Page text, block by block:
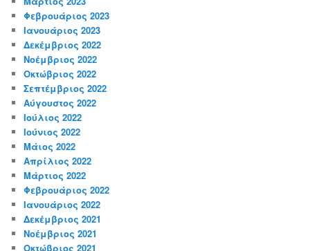
Φεβρουάριος 2023
Ιανουάριος 2023
Δεκέμβριος 2022
Νοέμβριος 2022
Οκτώβριος 2022
Σεπτέμβριος 2022
Αύγουστος 2022
Ιούλιος 2022
Ιούνιος 2022
Μάιος 2022
Απρίλιος 2022
Μάρτιος 2022
Φεβρουάριος 2022
Ιανουάριος 2022
Δεκέμβριος 2021
Νοέμβριος 2021
Οκτώβριος 2021